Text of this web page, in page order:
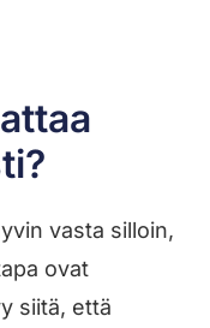
vasta silloin,
ovat
siitä, että